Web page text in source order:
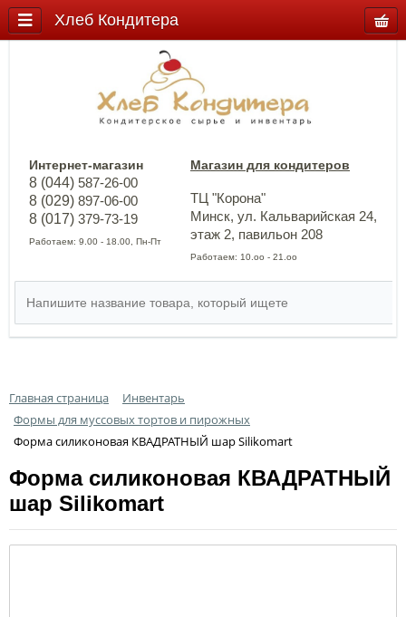
Интернет-магазин
8 (044) 587-26-00
8 (029) 897-06-00
8 (017) 379-73-19
Работаем: 9.00 - 18.00, Пн-Пт
Магазин для кондитеров
ТЦ "Корона"
Минск, ул. Кальварийская 24,
этаж 2, павильон 208
Работаем: 10.оо - 21.оо
Главная страница
Инвентарь
Формы для муссовых тортов и пирожных
Форма силиконовая КВАДРАТНЫЙ шар Silikomart
Форма силиконовая КВАДРАТНЫЙ
шар Silikomart
Хлеб Кондитера